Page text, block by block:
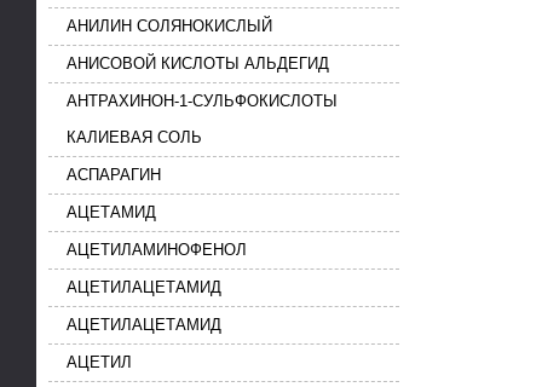
АНИЛИН СОЛЯНОКИСЛЫЙ
АНИСОВОЙ КИСЛОТЫ АЛЬДЕГИД
АНТРАХИНОН-1-СУЛЬФОКИСЛОТЫ
КАЛИЕВАЯ СОЛЬ
АСПАРАГИН
АЦЕТАМИД
АЦЕТИЛАМИНОФЕНОЛ
АЦЕТИЛАЦЕТАМИД
АЦЕТИЛАЦЕТАМИД
АЦЕТИЛ